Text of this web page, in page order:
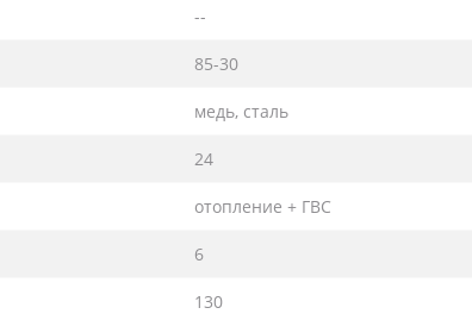
--
85-30
медь, сталь
24
отопление + ГВС
6
130